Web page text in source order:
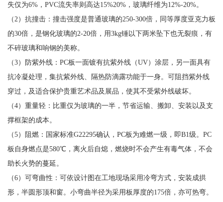
失仅为6%，PVC流失率则高达15%20%，玻璃纤维为12%-20%。
（2）抗撞击：撞击强度是普通玻璃的250-300倍，同等厚度亚克力板
的30倍，是钢化玻璃的2-20倍，用3kg锤以下两米坠下也无裂痕，有
不碎玻璃和响钢的美称。
（3）防紫外线：PC板一面镀有抗紫外线（UV）涂层，另一面具有
抗冷凝处理，集抗紫外线、隔热防滴露功能于一身。可阻挡紫外线
穿过，及适合保护贵重艺术品及展品，使其不受紫外线破坏。
（4）重量轻：比重仅为玻璃的一半，节省运输、搬卸、安装以及支
撑框架的成本。
（5）阻燃：国家标准G22295确认，PC板为难燃一级，即B1级。PC
板自身燃点是580℃，离火后自熄，燃烧时不会产生有毒气体，不会
助长火势的蔓延。
（6）可弯曲性：可依设计图在工地现场采用冷弯方式，安装成拱
形，半圆形顶和窗。小弯曲半径为采用板厚度的175倍，亦可热弯。